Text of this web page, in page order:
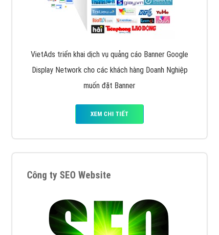
VietAds triển khai dịch vụ quảng cáo Banner Google
Display Network cho các khách hàng Doanh Nghiệp
muốn đặt Banner
XEM CHI TIẾT
Công ty SEO Website